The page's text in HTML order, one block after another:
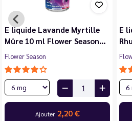
E liquide Violette Cerise
Noire Cassis 10 ml Flower…
Flower Season
Ajouter 2,20 €
E